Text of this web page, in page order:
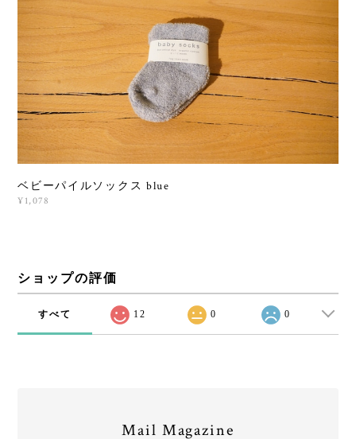
ベビーパイルソックス blue
¥1,078
ショップの評価
すべて 12 0 0
Mail Magazine